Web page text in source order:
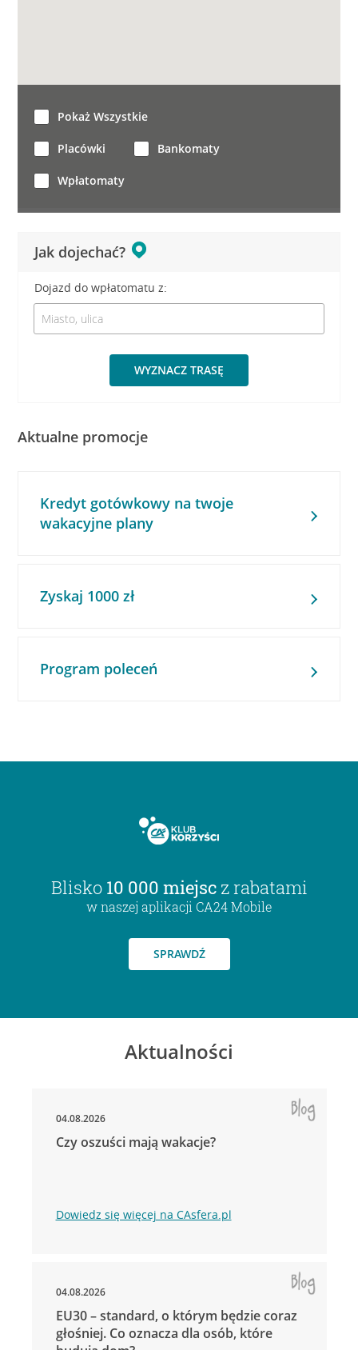
Jak dojechać?
Dojazd do wpłatomatu z:
WYZNACZ TRASĘ
Pokaż Wszystkie
Placówki Bankomaty
Wpłatomaty
Aktualne promocje
Kredyt gotówkowy na twoje
wakacyjne plany
Zyskaj 1000 zł
Program poleceń
Blisko 10 000 miejsc z rabatami
w naszej aplikacji CA24 Mobile
SPRAWDŹ
Aktualności
04.08.2026
Czy oszuści mają wakacje?
Dowiedz się więcej na CAsfera.pl
04.08.2026
EU30 – standard, o którym będzie coraz
głośniej. Co oznacza dla osób, które